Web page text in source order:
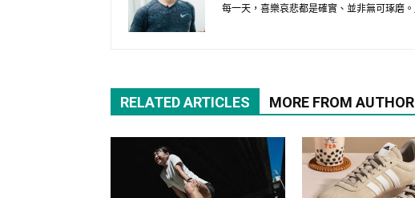
每一天，喜樂哀悲都是確實、並非無可琢磨。
RELATED ARTICLES MORE FROM AUTHOR